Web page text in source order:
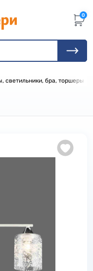
0
светильники, бра, торшеры